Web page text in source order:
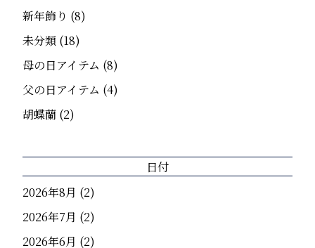
新年飾り (8)
未分類 (18)
母の日アイテム (8)
父の日アイテム (4)
胡蝶蘭 (2)
日付
2026年8月 (2)
2026年7月 (2)
2026年6月 (2)